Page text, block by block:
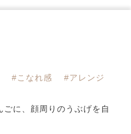
#こなれ感
#アレンジ
に、顔周りのうぶげを自